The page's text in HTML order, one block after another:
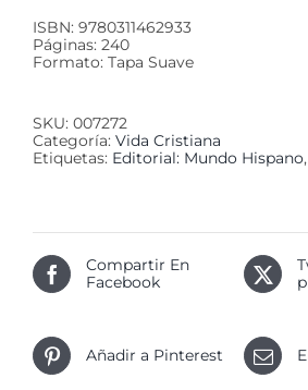
ISBN: 9780311462933
Páginas: 240
Formato: Tapa Suave
SKU: 007272
Categoría: Vida Cristiana
Etiquetas: Editorial: Mundo Hispano,
Compartir En
Facebook
Añadir a Pinterest